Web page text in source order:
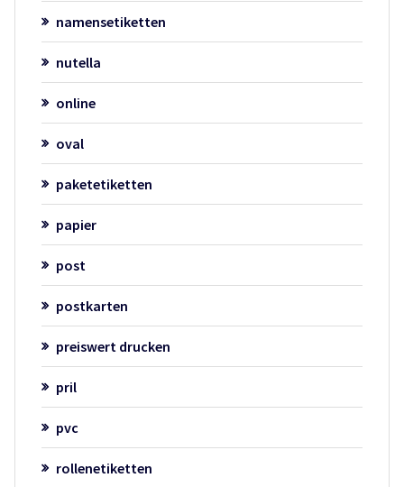
namensetiketten
nutella
online
oval
paketetiketten
papier
post
postkarten
preiswert drucken
pril
pvc
rollenetiketten